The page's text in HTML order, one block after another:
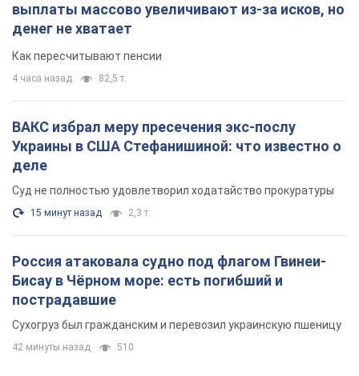
выплаты массово увеличивают из-за исков, но
денег не хватает
Как пересчитывают пенсии
4 часа назад 82,5 т.
ВАКС избрал меру пресечения экс-послу
Украины в США Стефанишиной: что известно о
деле
Суд не полностью удовлетворил ходатайство прокуратуры
15 минут назад 2,3 т.
Россия атаковала судно под флагом Гвинеи-
Бисау в Чёрном море: есть погибший и
пострадавшие
Сухогруз был гражданским и перевозил украинскую пшеницу
42 минуты назад 510